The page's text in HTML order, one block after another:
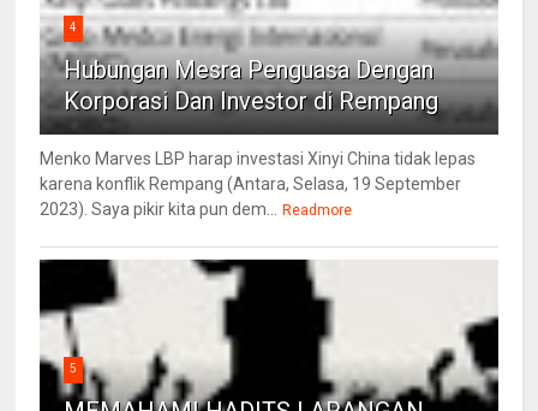
4
Hubungan Mesra Penguasa Dengan
Korporasi Dan Investor di Rempang
Menko Marves LBP harap investasi Xinyi China tidak lepas
karena konflik Rempang (Antara, Selasa, 19 September
2023). Saya pikir kita pun dem... Readmore
5